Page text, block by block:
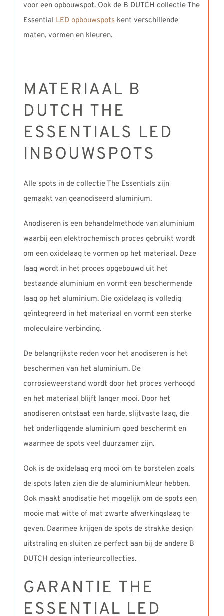
voor een opbouwspot. Ook de B DUTCH collectie The
Essential LED opbouwspots kent verschillende
maten, vormen en kleuren.
MATERIAAL B
DUTCH THE
ESSENTIALS LED
INBOUWSPOTS
Alle spots in de collectie The Essentials zijn
gemaakt van geanodiseerd aluminium.
Anodiseren is een behandelmethode van aluminium
waarbij een elektrochemisch proces gebruikt wordt
om een oxidelaag te vormen op het materiaal. Deze
laag wordt in het proces opgebouwd uit het
bestaande aluminium en vormt een beschermende
laag op het aluminium. Die oxidelaag is volledig
geïntegreerd in het materiaal en vormt een sterke
moleculaire verbinding.
De belangrijkste reden voor het anodiseren is het
beschermen van het aluminium. De
corrosieweerstand wordt door het proces verhoogd
en het materiaal blijft langer mooi. Door het
anodiseren ontstaat een harde, slijtvaste laag, die
het onderliggende aluminium goed beschermt en
waarmee de spots veel duurzamer zijn.
Ook is de oxidelaag erg mooi om te borstelen zoals
de spots laten zien die de aluminiumkleur hebben.
Ook maakt anodisatie het mogelijk om de spots een
mooie mat witte of mat zwarte afwerkingslaag te
geven. Daarmee krijgen de spots de strakke design
uitstraling en sluiten ze perfect aan bij de andere B
DUTCH design interieurcollecties.
GARANTIE THE
ESSENTIAL LED